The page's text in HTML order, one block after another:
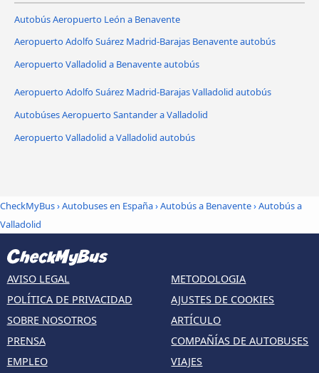
Autobús Aeropuerto León a Benavente
Aeropuerto Adolfo Suárez Madrid-Barajas Benavente autobús
Aeropuerto Valladolid a Benavente autobús
Aeropuerto Adolfo Suárez Madrid-Barajas Valladolid autobús
Autobúses Aeropuerto Santander a Valladolid
Aeropuerto Valladolid a Valladolid autobús
CheckMyBus›Autobuses en España›Autobús a Benavente›Autobús a
Valladolid
AVISO LEGAL
POLÍTICA DE PRIVACIDAD
SOBRE NOSOTROS
PRENSA
EMPLEO
METODOLOGIA
AJUSTES DE COOKIES
ARTÍCULO
COMPAÑÍAS DE AUTOBUSES
VIAJES